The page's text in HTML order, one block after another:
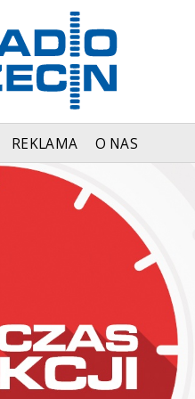
REKLAMA O NAS